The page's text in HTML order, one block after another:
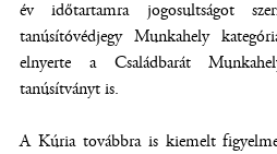
év időtartamra jogosultságot
tanúsítóvédjegy Munkahely
elnyerte a Családbarát
tanúsítványt is.
A Kúria továbbra is kiemelt